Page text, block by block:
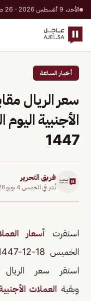
الأحد، 9 أغسطس 2026 · 26 صفر 1448 هـ
أخبار الساعة
سعر الريال
1447
فريق التحرير
نُشر في الخميس 4 يونيو 2026
استقرت أسعار
الخميس 18-12-1447؛ في
استقر سعر الريال
وبقية العملات